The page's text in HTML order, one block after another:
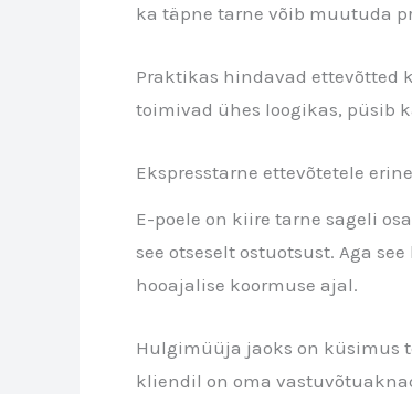
ka täpne tarne võib muutuda
Praktikas hindavad ettevõtted
toimivad ühes loogikas, püsib
Ekspresstarne ettevõtetele
E-poele on kiire tarne sageli
see otseselt ostuotsust. Aga
hooajalise koormuse ajal.
Hulgimüüja jaoks on küsimus
kliendil on oma